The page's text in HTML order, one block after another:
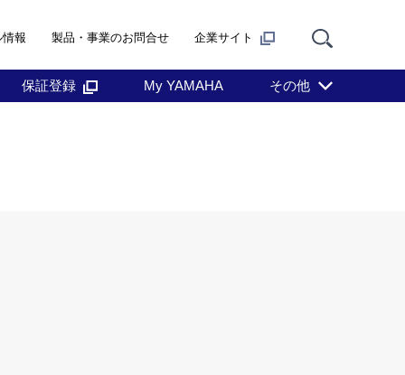
情報 製品・事業のお問合せ 企業サイト
保証登録 My YAMAHA その他